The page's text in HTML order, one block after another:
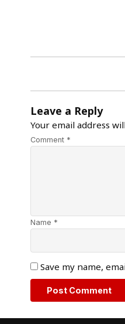
Leave a Reply
Your email address
Comment *
Name *
Save my name,